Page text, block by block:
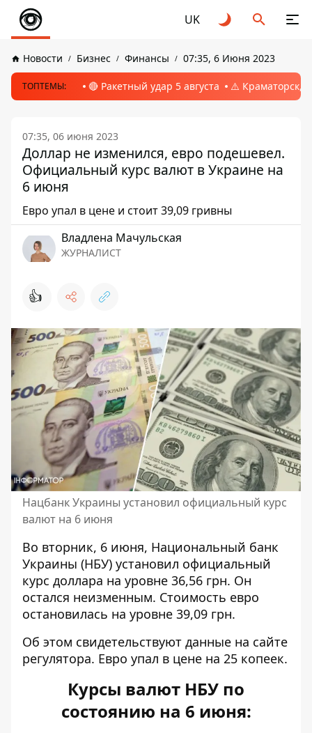
UK
Новости Бизнес Финансы 07:35, 6 Июня 2023
ТОПТЕМЫ: 🔴 Ракетный удар 5 августа ⚠️ Краматорск,
07:35, 06 июня 2023
Доллар не изменился, евро подешевел.
Официальный курс валют в Украине на
6 июня
Евро упал в цене и стоит 39,09 гривны
Владлена Мачульская
ЖУРНАЛИСТ
👍
Нацбанк Украины установил официальный курс
валют на 6 июня
Во вторник, 6 июня, Национальный банк
Украины (НБУ) установил официальный
курс доллара на уровне 36,56 грн. Он
остался неизменным. Стоимость евро
остановилась на уровне 39,09 грн.
Об этом свидетельствуют данные на сайте
регулятора. Евро упал в цене на 25 копеек.
Курсы валют НБУ по
состоянию на 6 июня: